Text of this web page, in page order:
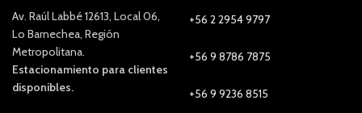
Av. Raúl Labbé 12613, Local 06,
Lo Barnechea, Región
Metropolitana.
Estacionamiento para clientes
disponibles.
+56 2 2954 9797
+56 9 8786 7875
+56 9 9236 8515